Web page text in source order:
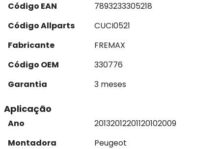
Código EAN
7893233305218
Código Allparts
CUCI0521
Fabricante
FREMAX
Código OEM
330776
Garantia
3 meses
Aplicação
Ano 20132012201120102009
Montadora
Peugeot